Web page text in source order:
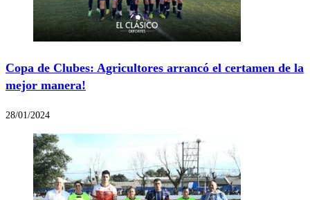
Copa de Clubes: Agricultores arrancó el certamen de la
mejor manera!
28/01/2024